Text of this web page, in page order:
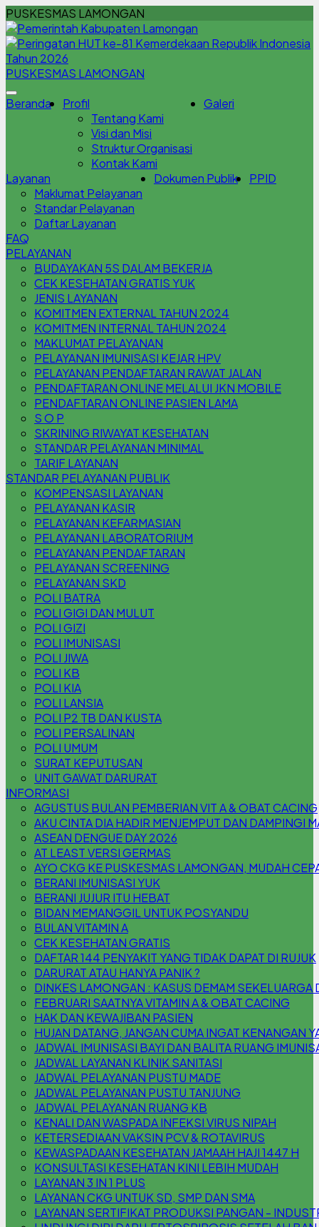
PUSKESMAS LAMONGAN
PUSKESMAS LAMONGAN
Beranda
Profil
Tentang Kami
Visi dan Misi
Struktur Organisasi
Kontak Kami
Galeri
Layanan
Maklumat Pelayanan
Standar Pelayanan
Daftar Layanan
Dokumen Publik PPID
FAQ
PELAYANAN
BUDAYAKAN 5S DALAM BEKERJA
CEK KESEHATAN GRATIS YUK
JENIS LAYANAN
KOMITMEN EXTERNAL TAHUN 2024
KOMITMEN INTERNAL TAHUN 2024
MAKLUMAT PELAYANAN
PELAYANAN IMUNISASI KEJAR HPV
PELAYANAN PENDAFTARAN RAWAT JALAN
PENDAFTARAN ONLINE MELALUI JKN MOBILE
PENDAFTARAN ONLINE PASIEN LAMA
S O P
SKRINING RIWAYAT KESEHATAN
STANDAR PELAYANAN MINIMAL
TARIF LAYANAN
STANDAR PELAYANAN PUBLIK
KOMPENSASI LAYANAN
PELAYANAN KASIR
PELAYANAN KEFARMASIAN
PELAYANAN LABORATORIUM
PELAYANAN PENDAFTARAN
PELAYANAN SCREENING
PELAYANAN SKD
POLI BATRA
POLI GIGI DAN MULUT
POLI GIZI
POLI IMUNISASI
POLI JIWA
POLI KB
POLI KIA
POLI LANSIA
POLI P2 TB DAN KUSTA
POLI PERSALINAN
POLI UMUM
SURAT KEPUTUSAN
UNIT GAWAT DARURAT
INFORMASI
AGUSTUS BULAN PEMBERIAN VIT A & OBAT CACING
AKU CINTA DIA HADIR MENJEMPUT DAN DAMPINGI
ASEAN DENGUE DAY 2026
AT LEAST VERSI GERMAS
AYO CKG KE PUSKESMAS LAMONGAN, MUDAH
BERANI IMUNISASI YUK
BERANI JUJUR ITU HEBAT
BIDAN MEMANGGIL UNTUK POSYANDU
BULAN VITAMIN A
CEK KESEHATAN GRATIS
DAFTAR 144 PENYAKIT YANG TIDAK DAPAT DI RUJUK
DARURAT ATAU HANYA PANIK ?
DINKES LAMONGAN : KASUS DEMAM SEKELUARGA
FEBRUARI SAATNYA VITAMIN A & OBAT CACING
HAK DAN KEWAJIBAN PASIEN
HUJAN DATANG, JANGAN CUMA INGAT KENANGAN
JADWAL IMUNISASI BAYI DAN BALITA RUANG
JADWAL LAYANAN KLINIK SANITASI
JADWAL PELAYANAN PUSTU MADE
JADWAL PELAYANAN PUSTU TANJUNG
JADWAL PELAYANAN RUANG KB
KENALI DAN WASPADA INFEKSI VIRUS NIPAH
KETERSEDIAAN VAKSIN PCV & ROTAVIRUS
KEWASPADAAN KESEHATAN JAMAAH HAJI 1447 H
KONSULTASI KESEHATAN KINI LEBIH MUDAH
LAYANAN 3 IN 1 PLUS
LAYANAN CKG UNTUK SD, SMP DAN SMA
LAYANAN SERTIFIKAT PRODUKSI PANGAN -